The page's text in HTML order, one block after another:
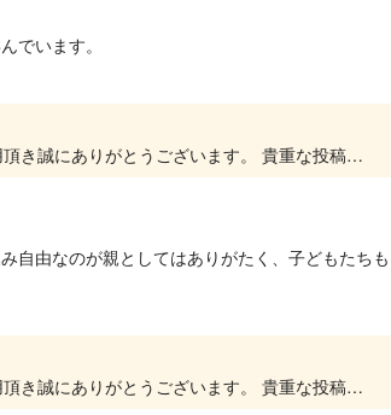
でいます。
いつもキッズユーエスランド 大阪泉佐野店をご利用頂き誠にありがとうございます。 貴重な投稿を頂きありがとうございます。 大変嬉しいお言葉をいただき、スタッフ一同、とても励みになります。...
自由なのが親としてはありがたく、子どもたちも
いつもキッズユーエスランド 大阪泉佐野店をご利用頂き誠にありがとうございます。 貴重な投稿を頂きありがとうございます。 大変嬉しいお言葉をいただき、スタッフ一同、とても励みになります。...